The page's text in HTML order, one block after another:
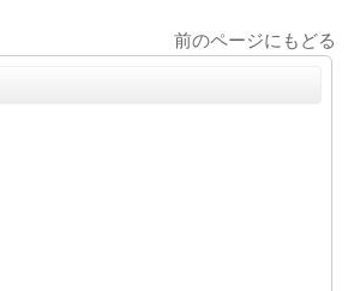
前のページにもどる